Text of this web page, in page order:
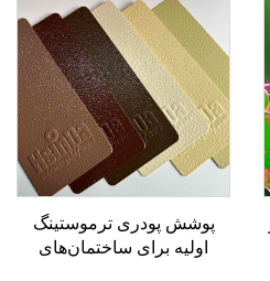
پوشش پودری ترموستینگ
اولیه برای ساختمان‌های